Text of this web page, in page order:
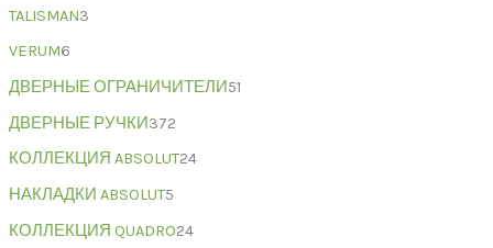
TALISMAN3
VERUM6
ДВЕРНЫЕ ОГРАНИЧИТЕЛИ51
ДВЕРНЫЕ РУЧКИ372
КОЛЛЕКЦИЯ ABSOLUT24
НАКЛАДКИ ABSOLUT5
КОЛЛЕКЦИЯ QUADRO24